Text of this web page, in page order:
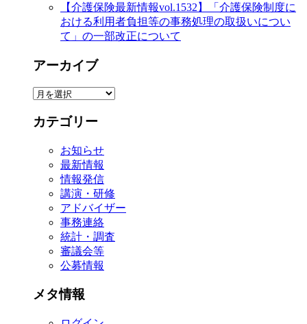
【介護保険最新情報vol.1532】「介護保険制度に
おける利用者負担等の事務処理の取扱いについ
て」の一部改正について
アーカイブ
ア
カ
カテゴリー
お知らせ
最新情報
情報発信
講演・研修
アドバイザー
事務連絡
統計・調査
審議会等
公募情報
メタ情報